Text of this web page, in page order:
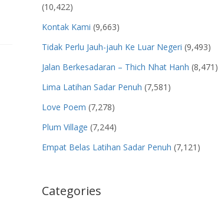
(10,422)
Kontak Kami (9,663)
Tidak Perlu Jauh-jauh Ke Luar Negeri (9,493)
Jalan Berkesadaran – Thich Nhat Hanh (8,471)
Lima Latihan Sadar Penuh (7,581)
Love Poem (7,278)
Plum Village (7,244)
Empat Belas Latihan Sadar Penuh (7,121)
Categories